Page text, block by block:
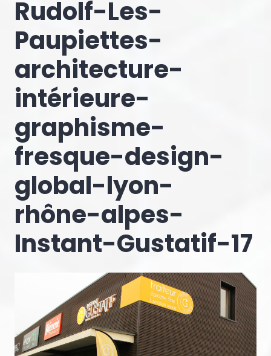
Rudolf-Les-
Paupiettes-
architecture-
intérieure-
graphisme-
fresque-design-
global-lyon-
rhône-alpes-
Instant-Gustatif-17